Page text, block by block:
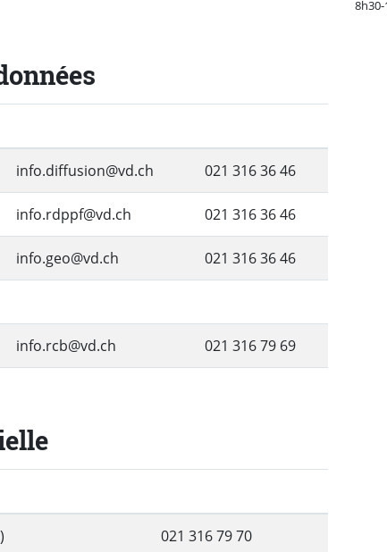
info.diffusion@vd.ch 021 316 36 46
info.rdppf@vd.ch 021 316 36 46
info.geo@vd.ch 021 316 36 46
info.rcb@vd.ch 021 316 79 69
021 316 79 70